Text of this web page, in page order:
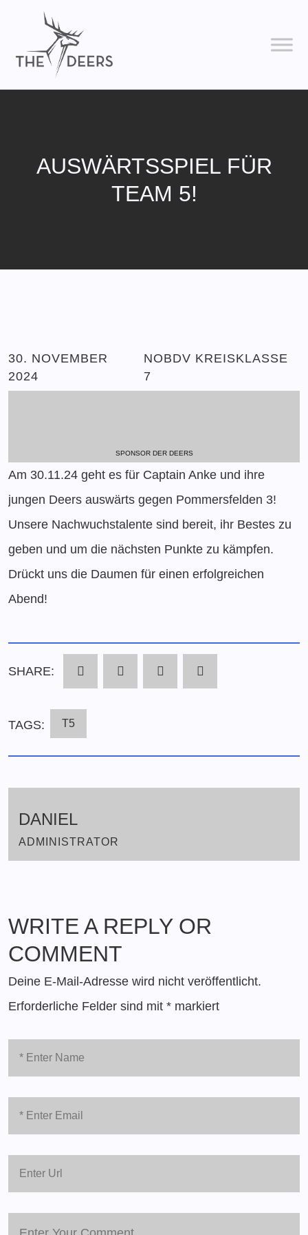
AUSWÄRTSSPIEL FÜR
TEAM 5!
30. NOVEMBER
2024
NOBDV KREISKLASSE
7
SPONSOR DER DEERS
Am 30.11.24 geht es für Captain Anke und ihre
jungen Deers auswärts gegen Pommersfelden 3!
Unsere Nachwuchstalente sind bereit, ihr Bestes zu
geben und um die nächsten Punkte zu kämpfen.
Drückt uns die Daumen für einen erfolgreichen
Abend!
SHARE:
TAGS: T5
DANIEL
ADMINISTRATOR
WRITE A REPLY OR
COMMENT
Deine E-Mail-Adresse wird nicht veröffentlicht.
Erforderliche Felder sind mit * markiert